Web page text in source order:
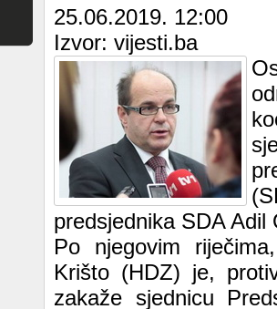
25.06.2019. 12:00
Izvor: vijesti.ba
predsjednika SDA Adil
Po njegovim
Krišto (HDZ) je,
zakaže sjednicu